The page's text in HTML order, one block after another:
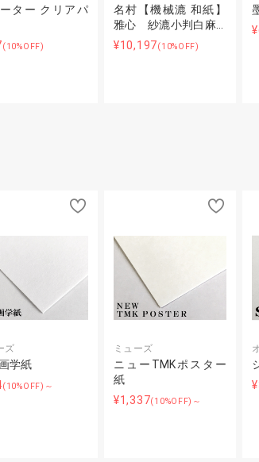
ター クリアパ
(10%OFF)
名村【機械漉 和紙】
雅心 紗漉小判白麻…
¥10,197(10%OFF)
ズ
学紙
(10%OFF)～
ミューズ
ニューTMKポスター
紙
¥1,337(10%OFF)～